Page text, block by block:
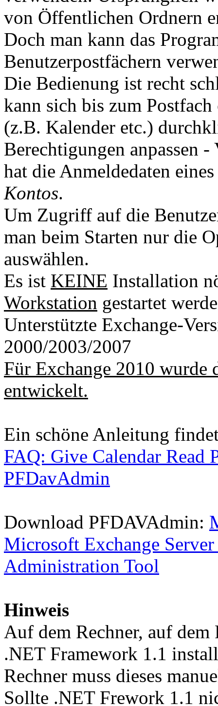
von Öffentlichen Ordnern
Doch man kann das
Benutzerpostfächern
Die Bedienung ist recht
kann sich bis zum
(z.B. Kalender etc.)
Berechtigungen anpassen
hat die Anmeldedaten
Kontos.
Um Zugriff auf die
man beim Starten nur die
auswählen.
Es ist KEINE Installation
Workstation gestartet
Unterstützte Exchange-
2000/2003/2007
Für Exchange 2010 wurde
entwickelt.
Ein schöne Anleitung
FAQ: Give Calendar Read
PFDavAdmin
Download PFDAVAdmin:
Microsoft Exchange
Administration Tool
Hinweis
Auf dem Rechner, auf
.NET Framework 1.1
Rechner muss dieses
Sollte .NET Frework 1.1